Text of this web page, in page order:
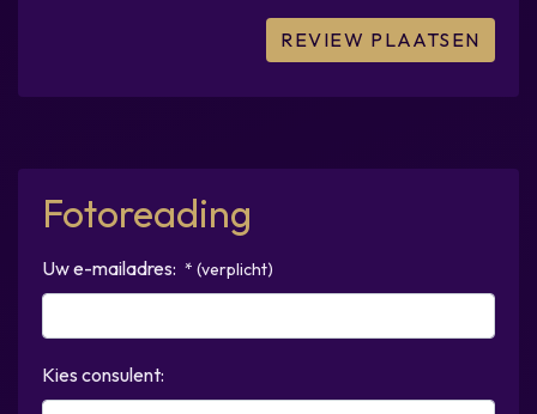
Fotoreading
Uw e-mailadres: * (verplicht)
Kies consulent: